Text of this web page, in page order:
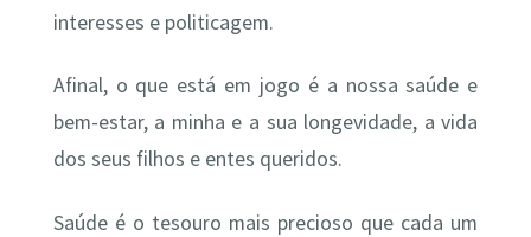
interesses e politicagem.
Afinal, o que está em jogo é a nossa saúde e
bem-estar, a minha e a sua longevidade, a vida
dos seus filhos e entes queridos.
Saúde é o tesouro mais precioso que cada um